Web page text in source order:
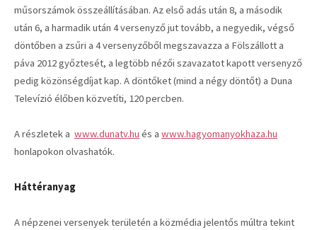
műsorszámok összeállításában. Az első adás után 8, a második
után 6, a harmadik után 4 versenyző jut tovább, a negyedik, végső
döntőben a zsűri a 4 versenyzőből megszavazza a Fölszállott a
páva 2012 győztesét, a legtöbb nézői szavazatot kapott versenyző
pedig közönségdíjat kap. A döntőket (mind a négy döntőt) a Duna
Televízió élőben közvetíti, 120 percben.
A részletek a www.dunatv.hu és a www.hagyomanyokhaza.hu
honlapokon olvashatók.
Háttéranyag
A népzenei versenyek területén a közmédia jelentős múltra tekint